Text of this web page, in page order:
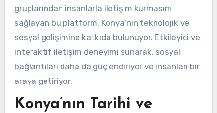
gruplarından insanlarla iletişim kurmasını
sağlayan bu platform, Konya'nın teknolojik ve
sosyal gelişimine katkıda bulunuyor. Etkileyici ve
interaktif iletişim deneyimi sunarak, sosyal
bağlantıları daha da güçlendiriyor ve insanları bir
araya getiriyor.
Konya’nın Tarihi ve